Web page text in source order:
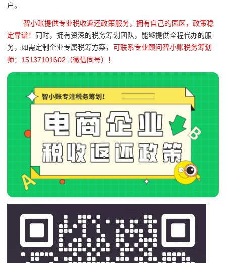
户。
智小账提供专业税收返还政策服务，拥有自己的园区，政策稳
定靠谱！
同时，拥有资深的税务筹划团队，能够提供全程代办的服
务，如需定制企业专属税筹方案， 可联系专业顾问智小账税务筹划
师：15137101602（微信同号）！